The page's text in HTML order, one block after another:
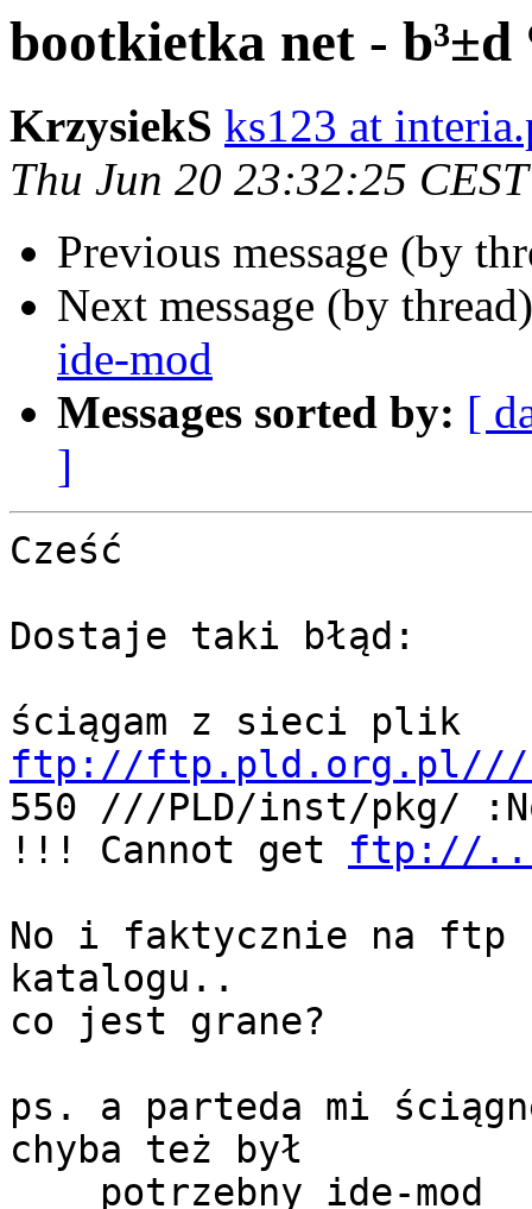
bootkietka net -
KrzysiekS ks123 at
Thu Jun 20 23:32:25
Previous message (by
Next message (by
ide-mod
Messages sorted by: [
]
Cześć
Dostaje taki błąd:
ftp://ftp.pld.org.pl///
550 ///PLD/inst/pkg/
!!! Cannot get ftp://
No i faktycznie na ftp
katalogu..
co jest grane?
ps. a parteda mi
chyba też był